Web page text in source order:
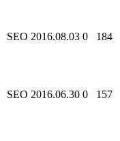
SEO 2016.08.03 0 184
SEO 2016.06.30 0 157